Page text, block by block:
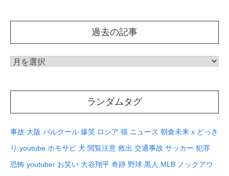
過去の記事
過
の
事
ランダムタグ
事故 大阪 パルクール 爆笑 ロシア 猫 ニュース 朝倉未来 x どっき
り youtube ホモサピ 犬 閲覧注意 救出 交通事故 サッカー 犯罪
恐怖 youtuber お笑い 大谷翔平 奇跡 野球 黒人 MLB ノックアウ